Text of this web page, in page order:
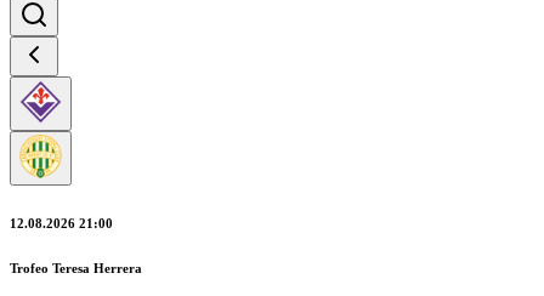
12.08.2026 21:00
Trofeo Teresa Herrera